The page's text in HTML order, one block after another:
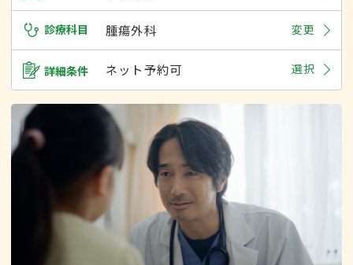
診療科目 腫瘍外科 変更
詳細条件 ネット予約可 選択